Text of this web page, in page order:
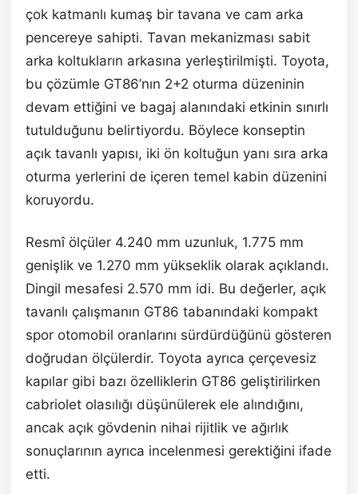
çok katmanlı kumaş bir tavana ve cam arka
pencereye sahipti. Tavan mekanizması sabit
arka koltukların arkasına yerleştirilmişti. Toyota,
bu çözümle GT86’nın 2+2 oturma düzeninin
devam ettiğini ve bagaj alanındaki etkinin sınırlı
tutulduğunu belirtiyordu. Böylece konseptin
açık tavanlı yapısı, iki ön koltuğun yanı sıra arka
oturma yerlerini de içeren temel kabin düzenini
koruyordu.
Resmî ölçüler 4.240 mm uzunluk, 1.775 mm
genişlik ve 1.270 mm yükseklik olarak açıklandı.
Dingil mesafesi 2.570 mm idi. Bu değerler, açık
tavanlı çalışmanın GT86 tabanındaki kompakt
spor otomobil oranlarını sürdürdüğünü gösteren
doğrudan ölçülerdir. Toyota ayrıca çerçevesiz
kapılar gibi bazı özelliklerin GT86 geliştirilirken
cabriolet olasılığı düşünülerek ele alındığını,
ancak açık gövdenin nihai rijitlik ve ağırlık
sonuçlarının ayrıca incelenmesi gerektiğini ifade
etti.